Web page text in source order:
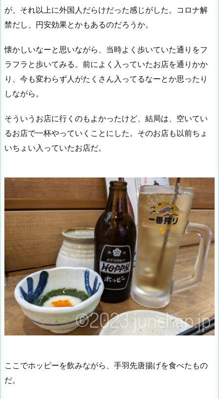
が、それ以上に外国人だらけだった感じがした。コロナ解
禁だし、円安効果とかもあるのだろうか。
懐かしいなーと思いながら、当時よく歩いていた通りをフ
ラフラと歩いてみる。前によく入っていたお店を通りかか
り、今も変わらず人がたくさん入ってるなーとか思ったり
しながら。
そういうお店に行くのもよかったけど、結局は、空いてい
るお店で一杯やっていくことにした。そのお店も以前ちょ
いちょい入っていたお店だ。
ここでホッピーを飲みながら、手羽先唐揚げを食べたもの
だ。